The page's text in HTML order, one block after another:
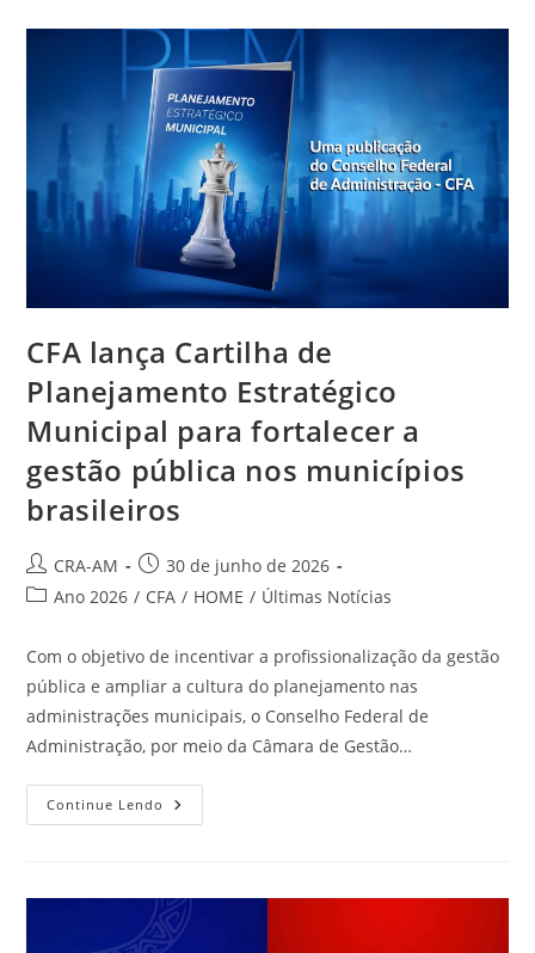
CFA lança Cartilha de
Planejamento Estratégico
Municipal para fortalecer a
gestão pública nos municípios
brasileiros
CRA-AM
30 de junho de 2026
Ano 2026 / CFA / HOME / Últimas Notícias
Com o objetivo de incentivar a profissionalização da gestão
pública e ampliar a cultura do planejamento nas
administrações municipais, o Conselho Federal de
Administração, por meio da Câmara de Gestão…
Continue Lendo